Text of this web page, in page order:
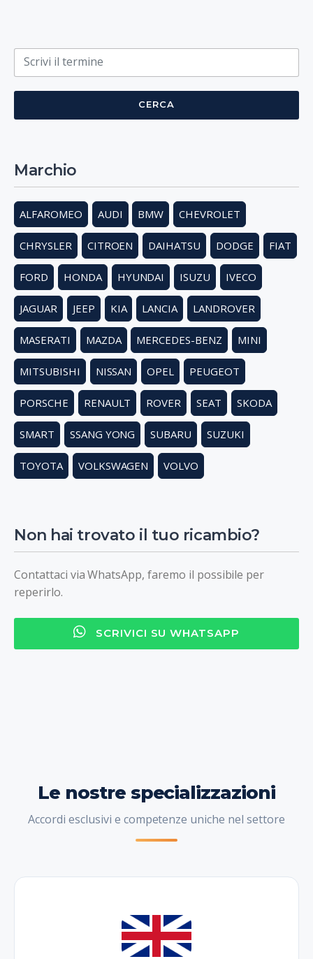
Cosa cerchi?
CERCA
Marchio
ALFAROMEO AUDI BMW CHEVROLET
CHRYSLER CITROEN DAIHATSU DODGE FIAT
FORD HONDA HYUNDAI ISUZU IVECO
JAGUAR JEEP KIA LANCIA LANDROVER
MASERATI MAZDA MERCEDES-BENZ MINI
MITSUBISHI NISSAN OPEL PEUGEOT
PORSCHE RENAULT ROVER SEAT SKODA
SMART SSANG YONG SUBARU SUZUKI
TOYOTA VOLKSWAGEN VOLVO
Non hai trovato il tuo ricambio?
Contattaci via WhatsApp, faremo il possibile per
reperirlo.
SCRIVICI SU WHATSAPP
Le nostre specializzazioni
Accordi esclusivi e competenze uniche nel settore